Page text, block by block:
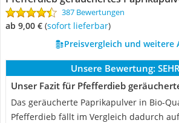
387 Bewertungen
ab 9,00 € ( Sofort lieferbar)
Preisvergleich und weitere
Unsere Bewertung:
Unser Fazit für Pfefferdieb
Das geräucherte Paprikapulver in Bio-
Pfefferdieb fällt im Vergleich dadurch